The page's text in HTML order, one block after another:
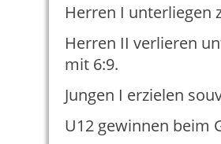
Herren I unterliegen
Herren II verlieren
mit 6:9.
Jungen I erzielen
U12 gewinnen beim